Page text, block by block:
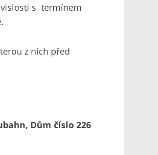
s termínem
z nich před
Dům číslo 226